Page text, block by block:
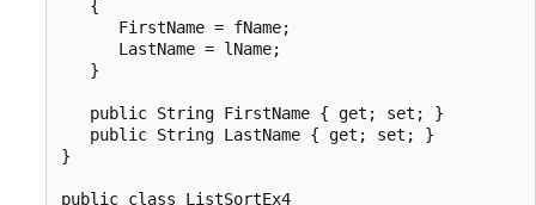
   {
      FirstName = fName;
      LastName = lName;
   }
   public String FirstName { get; set; }
   public String LastName { get; set; }
}
public class ListSortEx4